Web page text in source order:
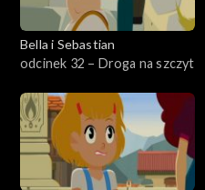
Bella i Sebastian
odcinek 32 – Droga na szczyt